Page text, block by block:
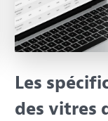
Les
des vitres